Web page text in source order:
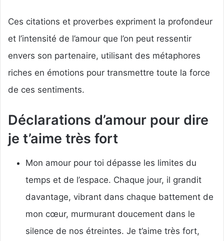
Ces citations et proverbes expriment la profondeur
et l’intensité de l’amour que l’on peut ressentir
envers son partenaire, utilisant des métaphores
riches en émotions pour transmettre toute la force
de ces sentiments.
Déclarations d’amour pour dire
je t’aime très fort
Mon amour pour toi dépasse les limites du
temps et de l’espace. Chaque jour, il grandit
davantage, vibrant dans chaque battement de
mon cœur, murmurant doucement dans le
silence de nos étreintes. Je t’aime très fort,